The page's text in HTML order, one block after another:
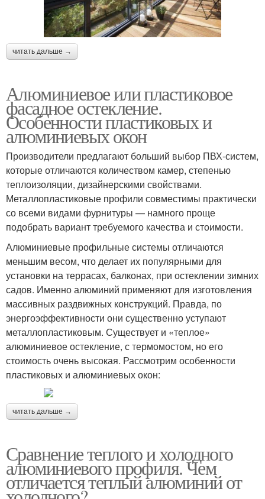
читать дальше →
Алюминиевое или пластиковое
фасадное остекление.
Особенности пластиковых и
алюминиевых окон
Производители предлагают больший выбор ПВХ-систем,
которые отличаются количеством камер, степенью
теплоизоляции, дизайнерскими свойствами.
Металлопластиковые профили совместимы практически
со всеми видами фурнитуры — намного проще
подобрать вариант требуемого качества и стоимости.
Алюминиевые профильные системы отличаются
меньшим весом, что делает их популярными для
установки на террасах, балконах, при остеклении зимних
садов. Именно алюминий применяют для изготовления
массивных раздвижных конструкций. Правда, по
энергоэффективности они существенно уступают
металлопластиковым. Существует и «теплое»
алюминиевое остекление, с термомостом, но его
стоимость очень высокая. Рассмотрим особенности
пластиковых и алюминиевых окон:
читать дальше →
Сравнение теплого и холодного
алюминиевого профиля. Чем
отличается теплый алюминий от